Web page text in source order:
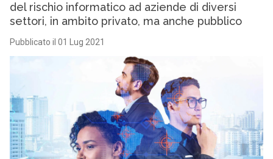
del rischio informatico ad aziende di diversi
settori, in ambito privato, ma anche pubblico
Pubblicato il 01 Lug 2021